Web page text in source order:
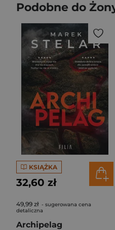
Podobne do
KSIĄŻKA
32,60 zł
49,99 zł - sugerowana cena
detaliczna
Archipelag